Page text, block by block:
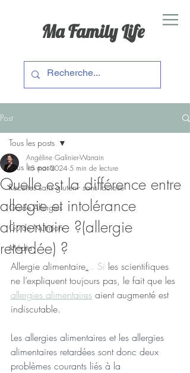
Ma Family Life
Post
Tous les posts
Recettes sans gluten - sans lactose
Guide Allergies
Guide Nutrition
Média
Tous les posts
Quelle est la différence entre
allergie et intolérance
alimentaire ?(allergie
retardée) ?
Angéline Galinier-Warrain
15 mai 2024 5 min de lecture
Allergie alimentaire... Si les scientifiques
ne l’expliquent toujours pas, le fait que les
allergies alimentaires aient augmenté est
indiscutable.
Les allergies alimentaires et les allergies
alimentaires retardées sont donc deux
problèmes courants liés à la